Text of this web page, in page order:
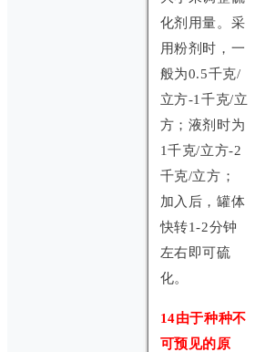
化剂用量。采
用粉剂时，一
般为0.5千克/
立方-1千克/立
方；液剂时为
1千克/立方-2
千克/立方；
加入后，罐体
快转1-2分钟
左右即可硫
化。
14由于种种不
可预见的原